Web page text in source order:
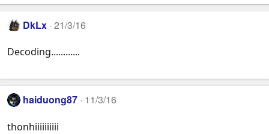
DkLx 21/3/16
Decoding............
haiduong87 11/3/16
thonhiiiiiiiiii